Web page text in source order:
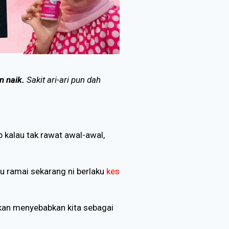
naik. Sakit ari-ari pun dah
kalau tak rawat awal-awal,
ramai sekarang ni berlaku kes
menyebabkan kita sebagai